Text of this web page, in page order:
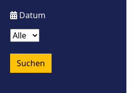
Datum
Suchen